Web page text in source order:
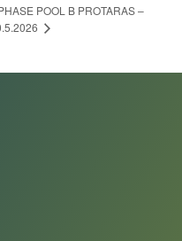
POOL B PROTARAS –